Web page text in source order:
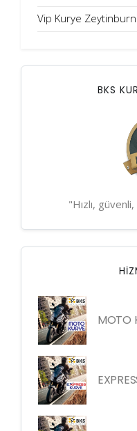
Vip Kurye
BKS
"Hızlı,
MOTO